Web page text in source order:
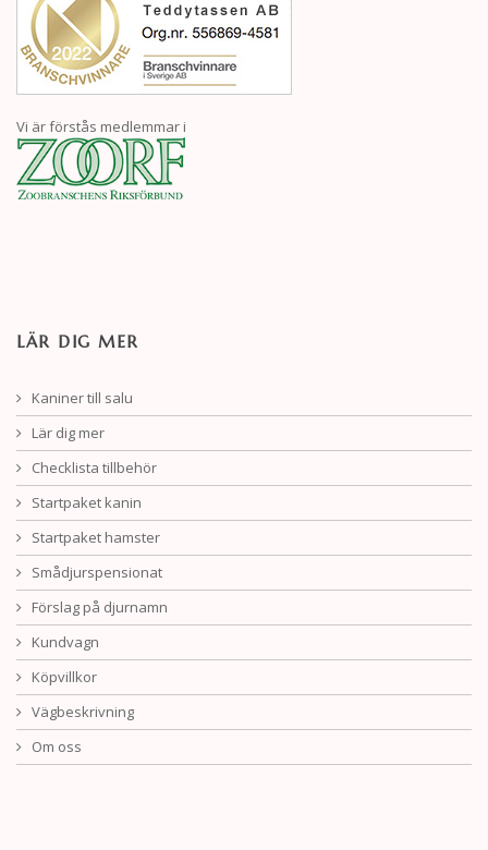
Vi är förstås medlemmar i
LÄR DIG MER
Kaniner till salu
Lär dig mer
Checklista tillbehör
Startpaket kanin
Startpaket hamster
Smådjurspensionat
Förslag på djurnamn
Kundvagn
Köpvillkor
Vägbeskrivning
Om oss